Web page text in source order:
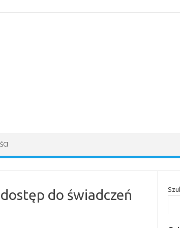
do świadczeń